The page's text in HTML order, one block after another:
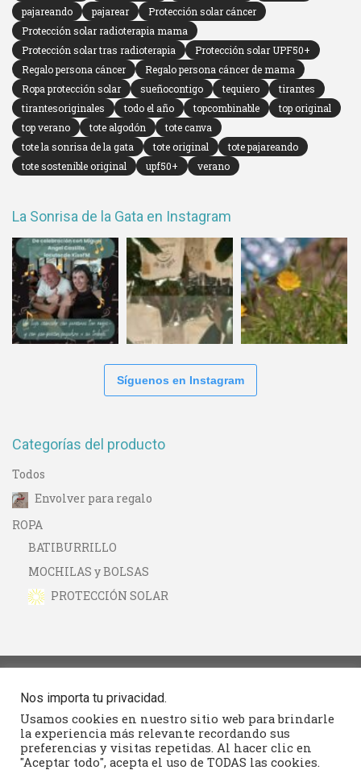
pajareando
pajarear
Protección solar cáncer
Protección solar radioterapia mama
Protección solar tras radioterapia
Protección solar UPF50+
Regalo persona cáncer
Regalo persona cáncer de mama
Ropa protección solar
sueñocontigo tequiero
tirantes
tirantesoriginales
todo el año topcombinable
top original
top verano
tote algodón
tote canva
tote la sonrisa de la gata
tote original
tote pajareando
tote sostenible original
upf50+ verano
La Sonrisa de la Gata en Instagram
Síguenos en Instagram
Categorías del producto
Todos
Envolver para regalo
ROPA
BATIBURRILLO
MOCHILAS y BOLSAS
PROTECCIÓN SOLAR
Seguimiento
Contacto
Nos importa tu privacidad.
Usamos cookies en nuestro sitio web para brindarle
la experiencia más relevante recordando sus
preferencias y visitas repetidas. Al hacer clic en
"Aceptar todo", acepta el uso de TODAS las cookies.